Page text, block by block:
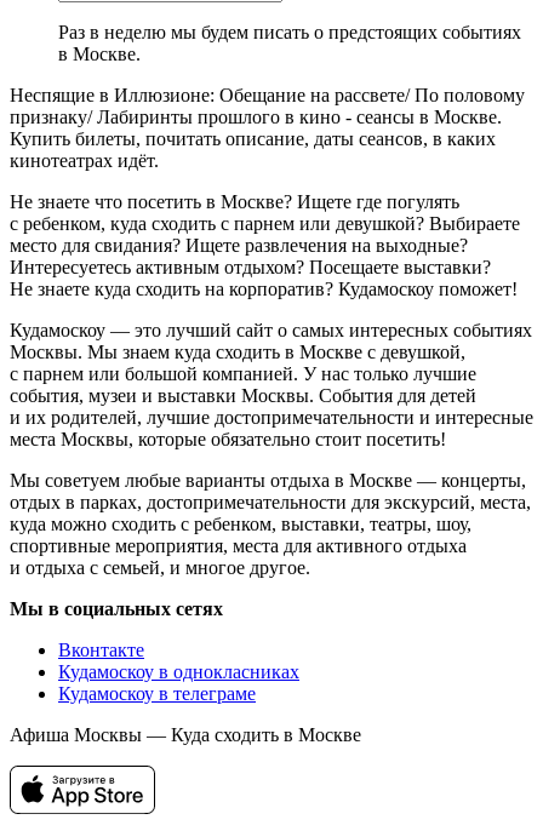
Раз в неделю мы будем писать о предстоящих событиях
в Москве.
Неспящие в Иллюзионе: Обещание на рассвете/ По половому
признаку/ Лабиринты прошлого в кино - сеансы в Москве.
Купить билеты, почитать описание, даты сеансов, в каких
кинотеатрах идёт.
Не знаете что посетить в Москве? Ищете где погулять
с ребенком, куда сходить с парнем или девушкой? Выбираете
место для свидания? Ищете развлечения на выходные?
Интересуетесь активным отдыхом? Посещаете выставки?
Не знаете куда сходить на корпоратив? Кудамоскоу поможет!
Кудамоскоу — это лучший сайт о самых интересных событиях
Москвы. Мы знаем куда сходить в Москве с девушкой,
с парнем или большой компанией. У нас только лучшие
события, музеи и выставки Москвы. События для детей
и их родителей, лучшие достопримечательности и интересные
места Москвы, которые обязательно стоит посетить!
Мы советуем любые варианты отдыха в Москве — концерты,
отдых в парках, достопримечательности для экскурсий, места,
куда можно сходить с ребенком, выставки, театры, шоу,
спортивные мероприятия, места для активного отдыха
и отдыха с семьей, и многое другое.
Мы в социальных сетях
Вконтакте
Кудамоскоу в однокласниках
Кудамоскоу в телеграме
Афиша Москвы — Куда сходить в Москве